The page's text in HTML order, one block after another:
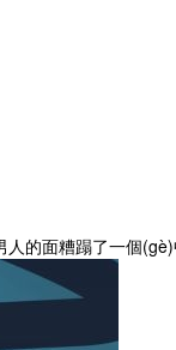
的面糟蹋了一個